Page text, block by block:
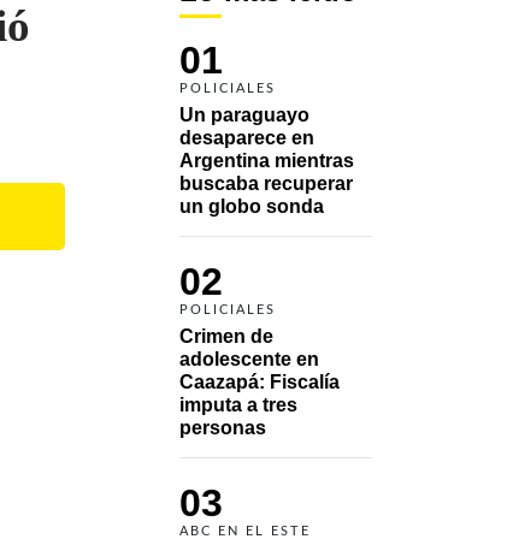
01
POLICIALES
Un paraguayo
desaparece en
Argentina mientras
buscaba recuperar
un globo sonda
02
POLICIALES
Crimen de
adolescente en
Caazapá: Fiscalía
imputa a tres
personas
03
ABC EN EL ESTE